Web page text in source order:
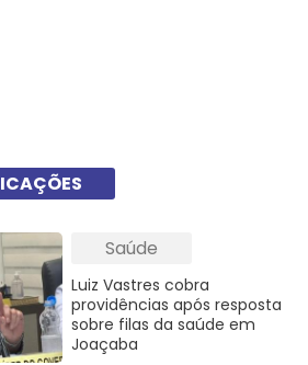
Saúde
Luiz Vastres cobra
providências após resposta
sobre filas da saúde em
Joaçaba